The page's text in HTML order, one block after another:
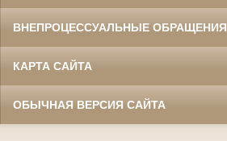
ВНЕПРОЦЕССУАЛЬНЫЕ ОБРАЩЕНИЯ
КАРТА САЙТА
ОБЫЧНАЯ ВЕРСИЯ САЙТА